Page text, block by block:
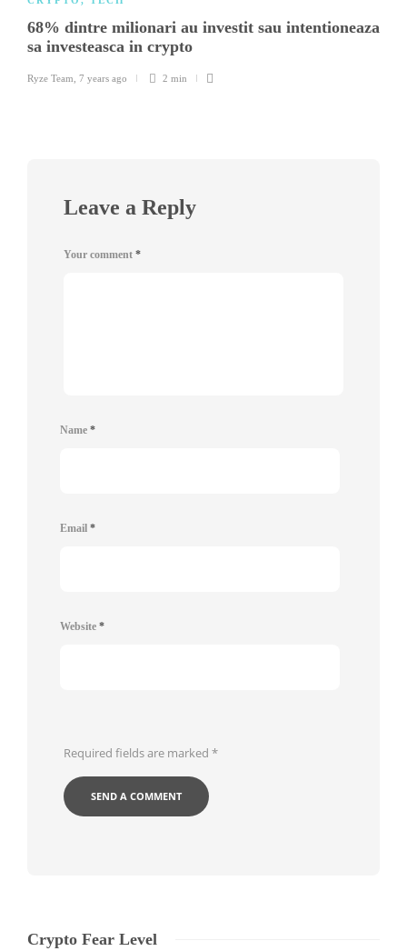
68% dintre milionari au investit sau intentioneaza
sa investeasca in crypto
Ryze Team 7 years ago 2 min
Leave a Reply
Your comment *
Name *
Email *
Website *
Required fields are marked *
Crypto Fear Level